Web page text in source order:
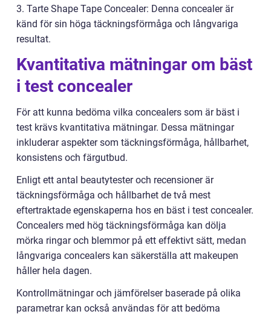
3. Tarte Shape Tape Concealer: Denna concealer är
känd för sin höga täckningsförmåga och långvariga
resultat.
Kvantitativa mätningar om bäst
i test concealer
För att kunna bedöma vilka concealers som är bäst i
test krävs kvantitativa mätningar. Dessa mätningar
inkluderar aspekter som täckningsförmåga, hållbarhet,
konsistens och färgutbud.
Enligt ett antal beautytester och recensioner är
täckningsförmåga och hållbarhet de två mest
eftertraktade egenskaperna hos en bäst i test concealer.
Concealers med hög täckningsförmåga kan dölja
mörka ringar och blemmor på ett effektivt sätt, medan
långvariga concealers kan säkerställa att makeupen
håller hela dagen.
Kontrollmätningar och jämförelser baserade på olika
parametrar kan också användas för att bedöma